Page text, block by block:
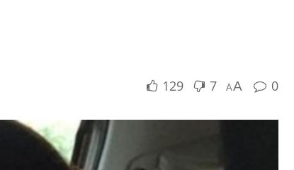
129 7 AA 0